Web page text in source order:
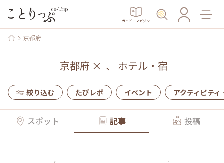
ガイド・マガジン
京都府
京都府 × 、 ホテル・宿
絞り込む たびレポ イベント アクティビティ
スポット 記事 投稿